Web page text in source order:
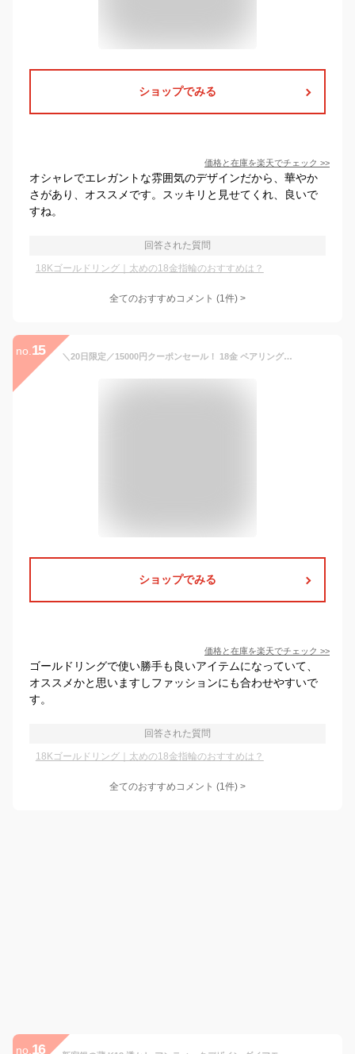
ショップでみる
価格と在庫を楽天でチェック >>
オシャレでエレガントな雰囲気のデザインだから、華やか
さがあり、オススメです。スッキリと見せてくれ、良いで
すね。
回答された質問
18Kゴールドリング｜太めの18金指輪のおすすめは？
全てのおすすめコメント (1件) >
no. 15 ＼20日限定／15000円クーポンセール！ 18金 ペアリング レディース メンズ シンプル リング 甲丸リング 名入れ k18 リング 刻印 誕生石 ペア カップル 2個セット マリッジ 結婚指輪 スイートテン 18k 18金リング 18 金 婚約 指輪 マリッジリング 18kリング
ショップでみる
価格と在庫を楽天でチェック >>
ゴールドリングで使い勝手も良いアイテムになっていて、
オススメかと思いますしファッションにも合わせやすいで
す。
回答された質問
18Kゴールドリング｜太めの18金指輪のおすすめは？
全てのおすすめコメント (1件) >
no. 16